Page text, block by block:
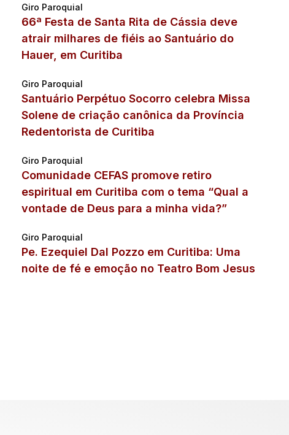
Giro Paroquial
66ª Festa de Santa Rita de Cássia deve
atrair milhares de fiéis ao Santuário do
Hauer, em Curitiba
Giro Paroquial
Santuário Perpétuo Socorro celebra Missa
Solene de criação canônica da Província
Redentorista de Curitiba
Giro Paroquial
Comunidade CEFAS promove retiro
espiritual em Curitiba com o tema “Qual a
vontade de Deus para a minha vida?”
Giro Paroquial
Pe. Ezequiel Dal Pozzo em Curitiba: Uma
noite de fé e emoção no Teatro Bom Jesus